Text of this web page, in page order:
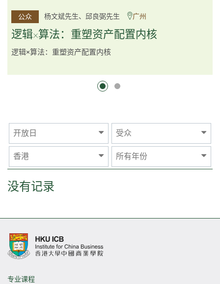
公众 杨文斌先生、邱良弼先生 广州
逻辑×算法：重塑资产配置内核
逻辑×算法：重塑资产配置内核
公众 陆晨博士、梁晨曦先生 北京
破局・觉醒：金融大潮下的 "人" 与 "机"
开放日 受众
香港 所有年份
没有记录
专业课程